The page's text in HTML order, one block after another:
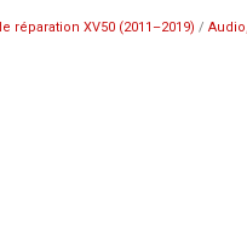
réparation XV50 (2011–2019) /